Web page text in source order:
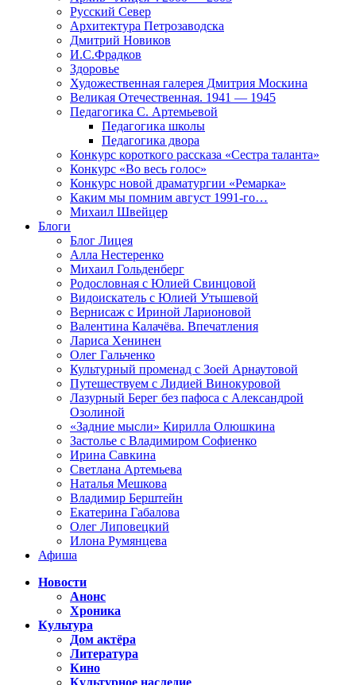
Русский Север
Архитектура Петрозаводска
Дмитрий Новиков
И.С.Фрадков
Здоровье
Художественная галерея Дмитрия Москина
Великая Отечественная. 1941 — 1945
Педагогика С. Артемьевой
Педагогика школы
Педагогика двора
Конкурс короткого рассказа «Сестра таланта»
Конкурс «Во весь голос»
Конкурс новой драматургии «Ремарка»
Каким мы помним август 1991-го…
Михаил Швейцер
Блоги
Блог Лицея
Алла Нестеренко
Михаил Гольденберг
Родословная с Юлией Свинцовой
Видоискатель с Юлией Утышевой
Вернисаж с Ириной Ларионовой
Валентина Калачёва. Впечатления
Лариса Хенинен
Олег Гальченко
Культурный променад с Зоей Арнаутовой
Путешествуем с Лидией Винокуровой
Лазурный Берег без пафоса с Александрой
Озолиной
«Задние мысли» Кирилла Олюшкина
Застолье с Владимиром Софиенко
Ирина Савкина
Светлана Артемьева
Наталья Мешкова
Владимир Берштейн
Екатерина Габалова
Олег Липовецкий
Илона Румянцева
Афиша
Новости
Анонс
Хроника
Культура
Дом актёра
Литература
Кино